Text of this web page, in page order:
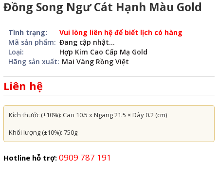
Đồng Song Ngư Cát Hạnh Màu Gold
Tình trạng:
Vui lòng liên hệ để biết lịch có hàng
Mã sản phẩm: Đang cập nhật...
Loại:
Hợp Kim Cao Cấp Mạ Gold
Hãng sản xuất: Mai Vàng Rồng Việt
Liên hệ
Kích thước (±10%): Cao 10.5 x Ngang 21.5 × Dày 0.2 (cm)
Khối lượng (±10%): 750g
Hotline hỗ trợ: 0909 787 191